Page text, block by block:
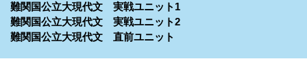
難関国公立大現代文 実戦ユニット1
難関国公立大現代文 実戦ユニット2
難関国公立大現代文 直前ユニット